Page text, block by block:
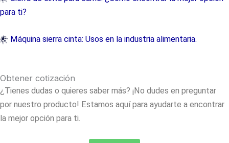
para ti?
Máquina sierra cinta: Usos en la industria alimentaria.
Obtener cotización
¿Tienes dudas o quieres saber más? ¡No dudes en preguntar
por nuestro producto! Estamos aquí para ayudarte a encontrar
la mejor opción para ti.